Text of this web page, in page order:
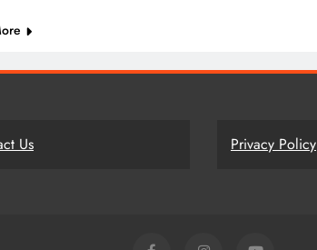
Us Privacy Policy